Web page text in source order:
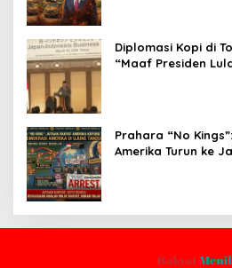
Diplomasi Kopi di
“Maaf Presiden
Prahara “No
Amerika Turun ke